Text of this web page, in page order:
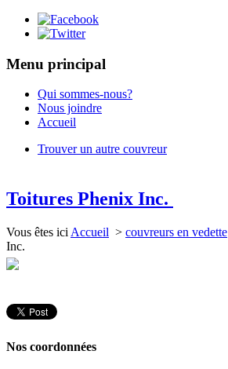
Menu principal
Qui sommes-nous?
Nous joindre
Accueil
Trouver un autre couvreur
Toitures Phenix Inc.
Vous êtes ici Accueil > couvreurs en vedette
Inc.
Nos coordonnées